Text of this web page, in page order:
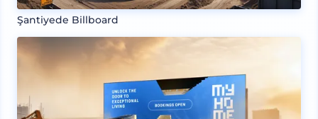
Şantiyede Billboard